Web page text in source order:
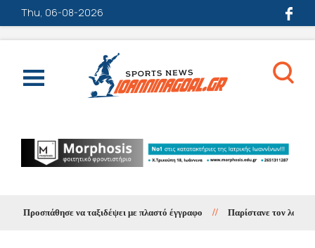
Thu, 06-08-2026
να ταξιδέψει με πλαστό έγγραφο // Παρίστανε τον λογιστή //